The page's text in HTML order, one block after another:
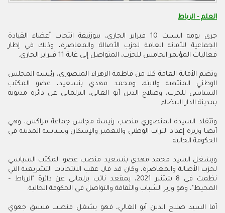
العلم - الرباط
جرى يومه السبت 10 فبراير الجاري، ببوزنيقة انتخاب أعضاء القيادة
الجماعية للأمانة العامة لحزب الأصالة والمعاصرة، وذلك في إطار
فعاليات المؤتمر الخامس للحزب، المتواصل إلى غاية 11 فبراير الجاري.
وتضم الأمانة العامة كلا من فاطمة الزهراء المنصوري، رئيسة المجلس
الوطني المنتهية ولايته، ومحمد مهدي بنسعيد، عضو المكتب
السياسي للحزب، وصلاح الدين أبو الغالي، البرلماني عن دائرة مديونة
بمدينة الدار البيضاء.
وتتقلد السيدة المنصوري منصب رئيسة مجلس جماعة مراكش، وهي
أيضا وزيرة إعداد التراب الوطني والتعمير والإسكان وسياسة المدينة في
الحكومة الحالية.
ويشغل السيد محمد مهدي بنسعيد منصب عضو المكتب السياسي
لحزب الأصالة والمعاصرة، وكان قد فاز، عقب الانتخابات التشريعية التي
نظمت في 8 شتنبر 2021، بمقعد نائب برلماني عن دائرة "الرباط –
المحيط"، وهو وزير الشباب والثقافة والتواصل في الحكومة الحالية.
أما السيد صلاح الدين أبو الغالي، فهو يشغل منصب منسق جهوي